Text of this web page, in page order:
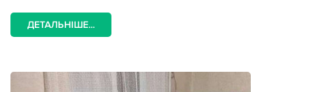
ДЕТАЛЬНІШЕ...